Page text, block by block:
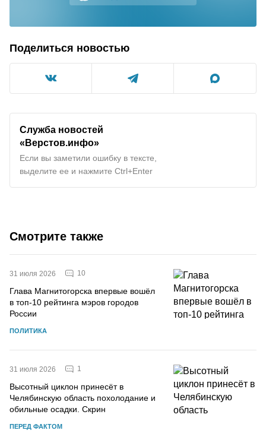
Поделиться новостью
Служба новостей
«Верстов.инфо»
Если вы заметили ошибку в тексте,
выделите ее и нажмите Ctrl+Enter
Смотрите также
31 июля 2026 10
Глава Магнитогорска впервые вошёл
в топ-10 рейтинга мэров городов
России
ПОЛИТИКА
31 июля 2026 1
Высотный циклон принесёт в
Челябинскую область похолодание и
обильные осадки. Скрин
ПЕРЕД ФАКТОМ